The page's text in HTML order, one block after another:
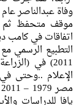
موقف متحفظ ثم
2011) في
الإعلام ..وحتى